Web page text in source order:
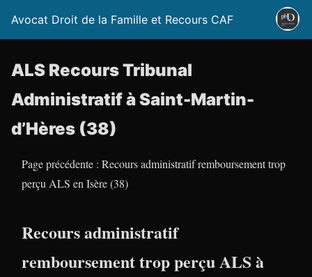
Avocat Droit de la Famille et Recours CAF
ALS Recours Tribunal
Administratif à Saint-Martin-
d’Hères (38)
Page précédente : Recours administratif remboursement trop
perçu ALS en Isère (38)
Recours administratif
remboursement trop perçu ALS à